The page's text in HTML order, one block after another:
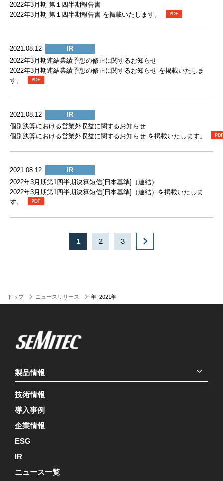
2022年3月期 第１四半期報告書
2022年3月期 第１四半期報告書 を掲載いたします。
2021.08.12
IR
2022年3月期連結業績予想の修正に関するお知らせ
2022年3月期連結業績予想の修正に関するお知らせ を掲載いたしま
す。
2021.08.12
IR
個別決算における営業外収益に関するお知らせ
個別決算における営業外収益に関するお知らせ を掲載いたします。
2021.08.12
IR
2022年3月期第1四半期決算短信[日本基準]（連結）
2022年3月期第1四半期決算短信[日本基準]（連結）を掲載いたしま
す。
1 2 3
トップ ニュースリリース 年: 2021年
製品情報
技術情報
導入事例
企業情報
ESG
IR
ニュース一覧